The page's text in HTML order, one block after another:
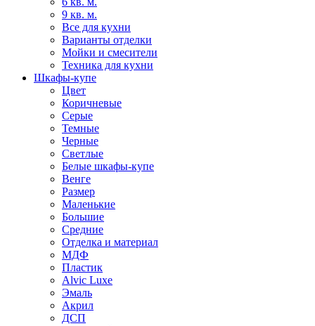
9 кв. м.
Все для кухни
Варианты отделки
Мойки и смесители
Техника для кухни
Шкафы-купе
Цвет
Коричневые
Серые
Темные
Черные
Светлые
Белые шкафы-купе
Венге
Размер
Маленькие
Большие
Средние
Отделка и материал
МДФ
Пластик
Alvic Luxe
Эмаль
Акрил
ДСП